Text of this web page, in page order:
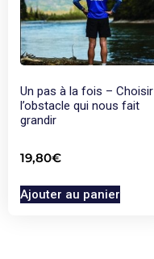
Un pas à la fois – Choisir
l’obstacle qui nous fait
grandir
19,80€
Ajouter au panier